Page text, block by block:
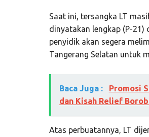
Saat ini, tersangka LT
dinyatakan lengkap (P-21)
penyidik akan segera
Tangerang Selatan untuk
Baca Juga :
Promosi
dan Kisah Relief
Atas perbuatannya, LT